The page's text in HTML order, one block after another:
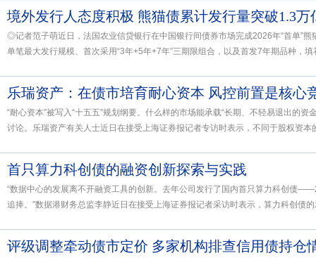
境外发行人态度积极 熊猫债累计发行量突破1.3万
◎记者范子萌近日，法国农业信贷银行在中国银行间债券市场完成2026年“首单”
单笔最大发行规模、首次采用“3年+5年+7年”三期限组合，以及首发7年期品种，填
乐瑞资产：在债市培育耐心资本 风控前置是核心
“耐心资本”被写入“十五五”规划纲要。什么样的市场能承载“长期、不轻易退出的
讨论。乐瑞资产有关人士近日在接受上海证券报记者专访时表示，不同于股权资本
首只算力科创债的融资创新探索与实践
“数据中心的发展离不开融资工具的创新。去年公司发行了国内首只算力科创债
追捧。”数据港财务总监李静近日在接受上海证券报记者采访时表示，算力科创债
评级调整牵动债市定价 多家机构排查信用债持仓